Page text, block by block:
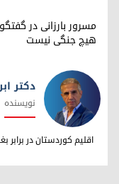
مسرور بارزانی در
هیچ جنگی نیست
دکتر ابراهیم خالد
دکتر
نویسنده
اقلیم کوردستان در برابر